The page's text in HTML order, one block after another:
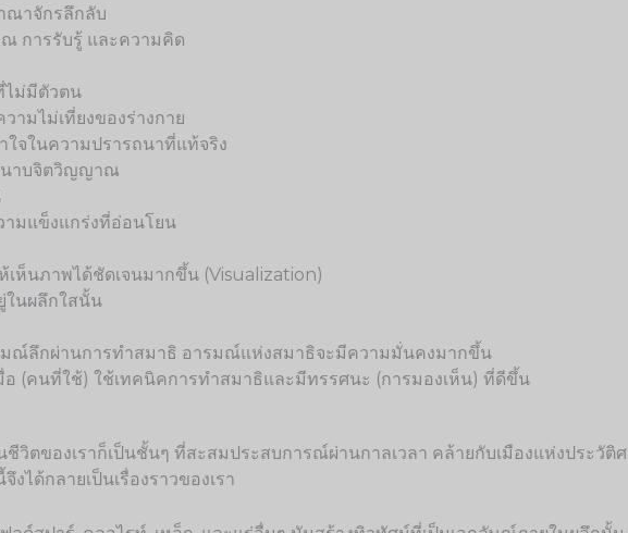
ณาจักรลึกลับ
การรับรู้ และความคิด
ไม่มีตัวตน
ามไม่เที่ยงของร่างกาย
ใจในความปรารถนาที่แท้จริง
นาบจิตวิญญาณ
ามแข็งแกร่งที่อ่อนโยน
เห็นภาพได้ชัดเจนมากขึ้น (Visualization)
นผลึกใสนั้น
มณ์ลึกผ่านการทำสมาธิ อารมณ์แห่งสมาธิจะมีความมั่นคงมากขึ้น
(คนที่ใช้) ใช้เทคนิคการทำสมาธิและมีทรรศนะ (การมองเห็น) ที่ดีขึ้น
วิตของเราก็เป็นชั้นๆ ที่สะสมประสบการณ์ผ่านกาลเวลา คล้ายกับเมืองแห่งประวั
งได้กลายเป็นเรื่องราวของเรา